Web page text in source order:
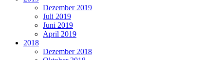
Dezember 2019
Juli 2019
Juni 2019
April 2019
2018
Dezember 2018